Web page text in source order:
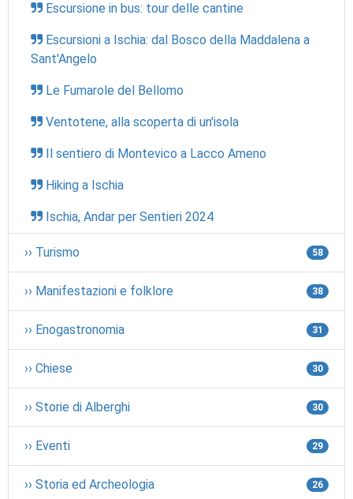
Escursione in bus: tour delle cantine
Escursioni a Ischia: dal Bosco della Maddalena a
Sant'Angelo
Le Fumarole del Bellomo
Ventotene, alla scoperta di un'isola
Il sentiero di Montevico a Lacco Ameno
Hiking a Ischia
Ischia, Andar per Sentieri 2024
›› Turismo 58
›› Manifestazioni e folklore 38
›› Enogastronomia 31
›› Chiese 30
›› Storie di Alberghi 30
›› Eventi 29
›› Storia ed Archeologia 26